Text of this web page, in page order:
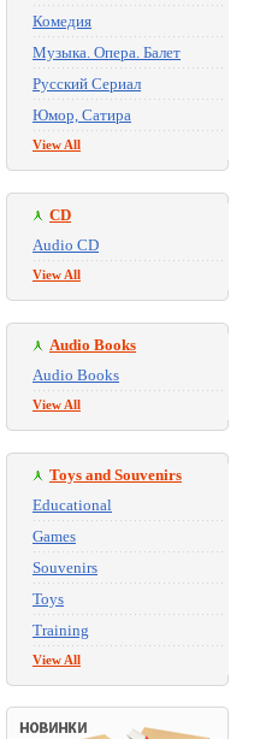
Комедия
Музыка. Опера. Балет
Русский Сериал
Юмор, Сатира
View All
CD
Audio CD
View All
Audio Books
Audio Books
View All
Toys and Souvenirs
Educational
Games
Souvenirs
Toys
Training
View All